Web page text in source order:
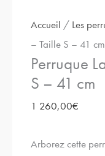
Accueil / Les
– Taille S – 41 cm
Perruque
S – 41 cm
1 260,00€
Arborez cette